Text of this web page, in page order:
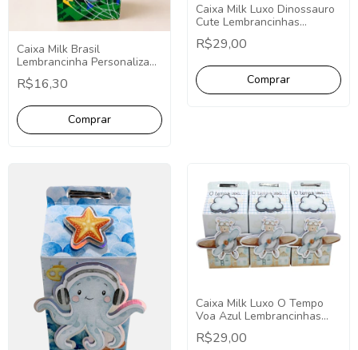
Caixa Milk Brasil
Lembrancinha Personalizada
Futebol - 10 Unidades.
R$16,30
Caixa Milk Luxo Dinossauro
Cute Lembrancinhas
Luxuosas 3D Personalizada
PCT C/10 Unidades Dino
R$29,00
Caixa Milk Luxo O Tempo
Voa Azul Lembrancinhas
Luxuosas 3D Personalizada
PCT C/10 Unid, O Tempo
R$29,00